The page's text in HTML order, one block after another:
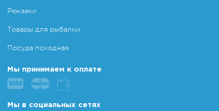
Рюкзаки
Товары для рыбалки
Посуда походная
Мы принимаем к оплате
Мы в социальных сетях